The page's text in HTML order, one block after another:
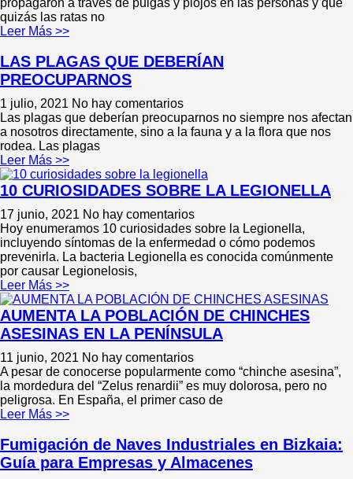
propagaron a través de pulgas y piojos en las personas y que
quizás las ratas no
Leer Más >>
LAS PLAGAS QUE DEBERÍAN
PREOCUPARNOS
1 julio, 2021 No hay comentarios
Las plagas que deberían preocuparnos no siempre nos afectan
a nosotros directamente, sino a la fauna y a la flora que nos
rodea. Las plagas
Leer Más >>
10 CURIOSIDADES SOBRE LA LEGIONELLA
17 junio, 2021 No hay comentarios
Hoy enumeramos 10 curiosidades sobre la Legionella,
incluyendo síntomas de la enfermedad o cómo podemos
prevenirla. La bacteria Legionella es conocida comúnmente
por causar Legionelosis,
Leer Más >>
AUMENTA LA POBLACIÓN DE CHINCHES
ASESINAS EN LA PENÍNSULA
11 junio, 2021 No hay comentarios
A pesar de conocerse popularmente como “chinche asesina”,
la mordedura del “Zelus renardii” es muy dolorosa, pero no
peligrosa. En España, el primer caso de
Leer Más >>
Fumigación de Naves Industriales en Bizkaia:
Guía para Empresas y Almacenes